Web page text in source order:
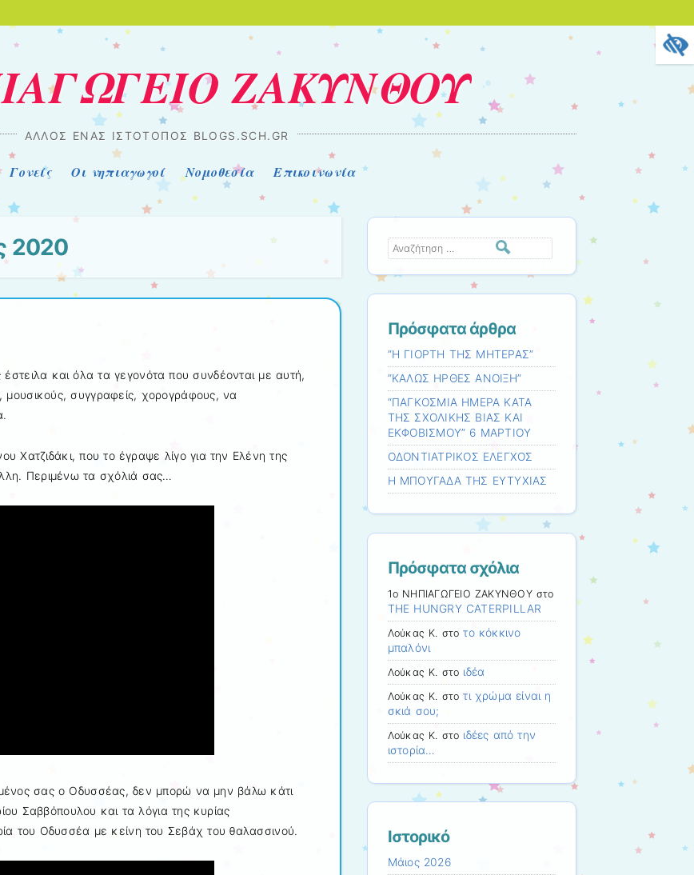
ΖΑΚΥΝΘΟΥ
ΆΛΛΟΣ ΈΝΑΣ ΙΣΤΌΤΟΠΟΣ BLOGS.SCH.GR
Γονείς Οι νηπιαγωγοί Νομοθεσία Επικοινωνία
2020
και όλα τα γεγονότα που συνδέονται με αυτή,
συγγραφείς, χορογράφους, να
Χατζιδάκι, που το έγραψε λίγο για την Ελένη της
Περιμένω τα σχόλιά σας…
σας ο Οδυσσέας, δεν μπορώ να μην βάλω κάτι
Σαββόπουλου και τα λόγια της κυρίας
του Οδυσσέα με κείνη του Σεβάχ του θαλασσινού.
Αναζήτηση
Πρόσφατα άρθρα
”Η ΓΙΟΡΤΗ ΤΗΣ ΜΗΤΕΡΑΣ”
”ΚΑΛΩΣ ΗΡΘΕΣ ΑΝΟΙΞΗ”
“ΠΑΓΚΟΣΜΙΑ ΗΜΕΡΑ ΚΑΤΑ
ΤΗΣ ΣΧΟΛΙΚΗΣ ΒΙΑΣ ΚΑΙ
ΕΚΦΟΒΙΣΜΟΥ” 6 ΜΑΡΤΙΟΥ
ΟΔΟΝΤΙΑΤΡΙΚΟΣ ΕΛΕΓΧΟΣ
Η ΜΠΟΥΓΑΔΑ ΤΗΣ ΕΥΤΥΧΙΑΣ
Πρόσφατα σχόλια
1ο ΝΗΠΙΑΓΩΓΕΙΟ ΖΑΚΥΝΘΟΥστο
THE HUNGRY CATERPILLAR
Λούκας Κ. στοτο κόκκινο
μπαλόνι
Λούκας Κ. στο ιδέα
Λούκας Κ. στοτι χρώμα είναι η
σκιά σου;
Λούκας Κ. στο ιδέες από την
ιστορία…
Ιστορικό
Μάιος 2026